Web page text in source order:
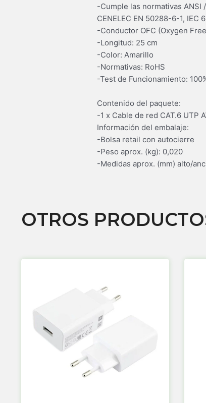
-Cumple las normativas ANSI /
CENELEC EN 50288-6-1,
-Conductor OFC (Oxygen
-Longitud: 25 cm
-Color: Amarillo
-Normativas: RoHS
-Test de Funcionamiento:
Contenido del paquete:
-1 x Cable de red CAT.6 UTP
Información del embalaje:
-Bolsa retail con autocierre
-Peso aprox. (kg): 0,020
-Medidas aprox. (mm) alto/
OTROS